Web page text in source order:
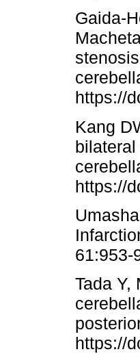
Gaida-
https://
Kang
https://
61:953-
Tada Y,
https://